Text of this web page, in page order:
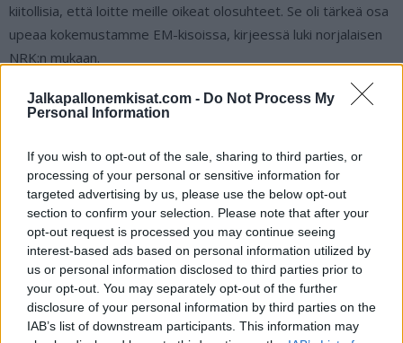
Jalkapallonemkisat.com - Do Not Process My
Personal Information
If you wish to opt-out of the sale, sharing to third parties, or
processing of your personal or sensitive information for
targeted advertising by us, please use the below opt-out
section to confirm your selection. Please note that after your
opt-out request is processed you may continue seeing
interest-based ads based on personal information utilized by
us or personal information disclosed to third parties prior to
your opt-out. You may separately opt-out of the further
disclosure of your personal information by third parties on the
IAB’s list of downstream participants. This information may
kiitollisia, että loitte meille oikeat olosuhteet. Se oli tärkeä osa
upeaa kokemustamme EM-kisoissa, kirjeessä luki norjalaisen
NRK:n mukaan.
Romania jätti EM-areenat taakseen
äärimmäisen tyylikkäästi:
https://twitter.com/Football__Tweet/status/1808486627813
077243
Katso myös:Kammottava tapaus tallentui katsojan videolle –
järjestyksenvalvojat hakkasivat fania EM-stadionilla